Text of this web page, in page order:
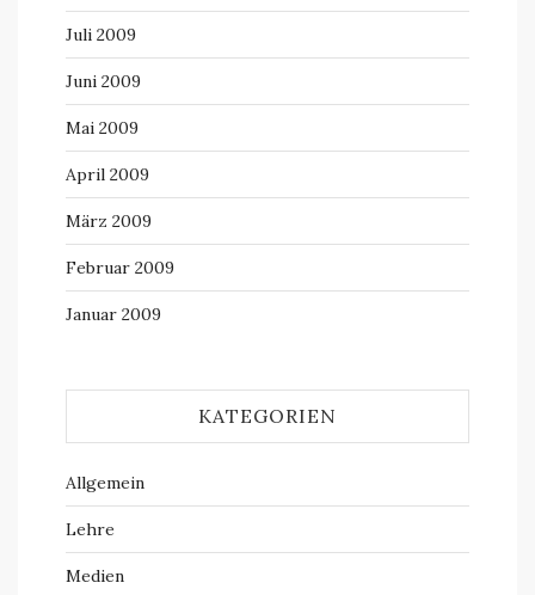
Juli 2009
Juni 2009
Mai 2009
April 2009
März 2009
Februar 2009
Januar 2009
KATEGORIEN
Allgemein
Lehre
Medien